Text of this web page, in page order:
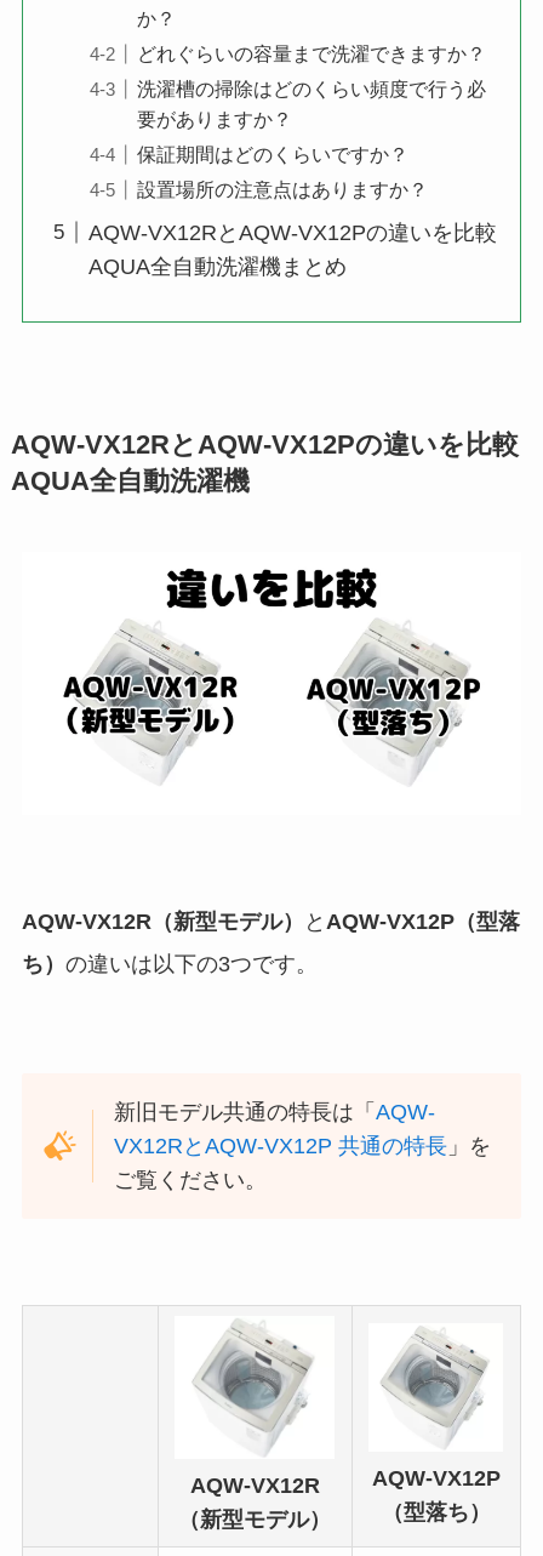
か？
どれぐらいの容量まで洗濯できますか？
洗濯槽の掃除はどのくらい頻度で行う必
要がありますか？
保証期間はどのくらいですか？
設置場所の注意点はありますか？
AQW-VX12RとAQW-VX12Pの違いを比較
AQUA全自動洗濯機まとめ
AQW-VX12RとAQW-VX12Pの違いを比較
AQUA全自動洗濯機
AQW-VX12R（新型モデル） と AQW-VX12P（型落
ち） の違いは以下の3つです。
新旧モデル共通の特長は「AQW-
VX12RとAQW-VX12P 共通の特長 」を
ご覧ください。
AQW-VX12R
（新型モデル）
AQW-VX12P
（型落ち）